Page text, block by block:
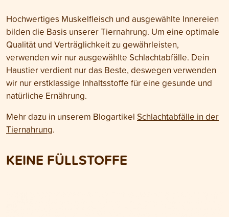
Hochwertiges Muskelfleisch und ausgewählte Innereien
bilden die Basis unserer Tiernahrung. Um eine optimale
Qualität und Verträglichkeit zu gewährleisten,
verwenden wir nur ausgewählte Schlachtabfälle. Dein
Haustier verdient nur das Beste, deswegen verwenden
wir nur erstklassige Inhaltsstoffe für eine gesunde und
natürliche Ernährung.
Mehr dazu in unserem Blogartikel Schlachtabfälle in der
Tiernahrung.
KEINE FÜLLSTOFFE